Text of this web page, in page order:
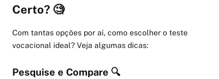
Certo? 🧐
Com tantas opções por aí, como escolher o teste
vocacional ideal? Veja algumas dicas:
Pesquise e Compare 🔍